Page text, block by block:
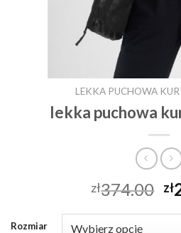
LEKKA PUCHOWA
lekka puchowa
zł374.00 zł
Rozmiar